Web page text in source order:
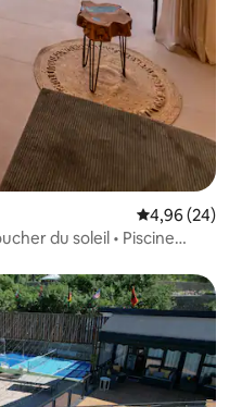
Évaluation
4,96 (24)
du soleil • Piscine